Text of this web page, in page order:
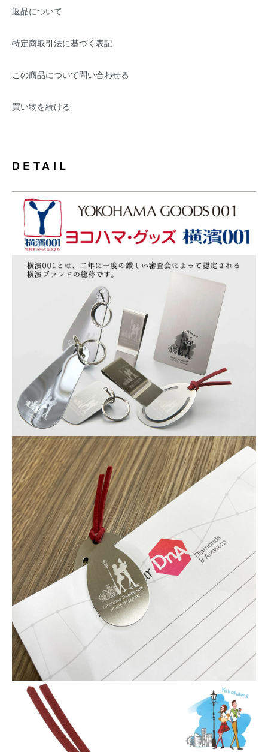
返品について
特定商取引法に基づく表記
この商品について問い合わせる
買い物を続ける
DETAIL